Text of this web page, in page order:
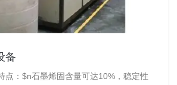
备
点：$n石墨烯固含量可达10%，稳定性